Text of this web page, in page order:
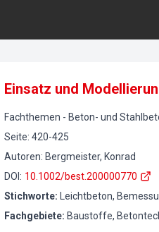
Einsatz und
Fachthemen - Beton- und
Seite: 420-425
Autoren: Bergmeister, Konrad
DOI : 10.1002/best.200000770
Stichworte:
Leichtbeton,
Fachgebiete: Baustoffe,